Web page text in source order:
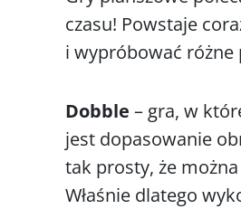
czasu! Powstaje
i wypróbować różne
Dobble – gra, w
jest dopasowanie
tak prosty, że
Właśnie dlatego